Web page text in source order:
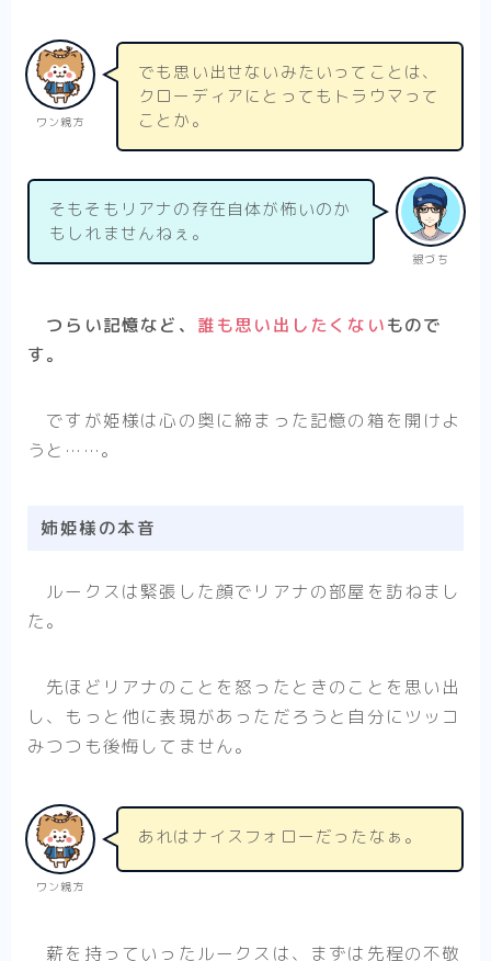
ワン親方
でも思い出せないみたいってことは、
クローディアにとってもトラウマって
ことか。
銀づち
そもそもリアナの存在自体が怖いのか
もしれませんねぇ。
つらい記憶など、 誰も思い出したくないもので
す。
ですが姫様は心の奥に締まった記憶の箱を開けよ
うと……。
姉姫様の本音
ルークスは緊張した顔でリアナの部屋を訪ねまし
た。
先ほどリアナのことを怒ったときのことを思い出
し、もっと他に表現があっただろうと自分にツッコ
みつつも後悔してません。
ワン親方
あれはナイスフォローだったなぁ。
薪を持っていったルークスは、まずは先程の不敬